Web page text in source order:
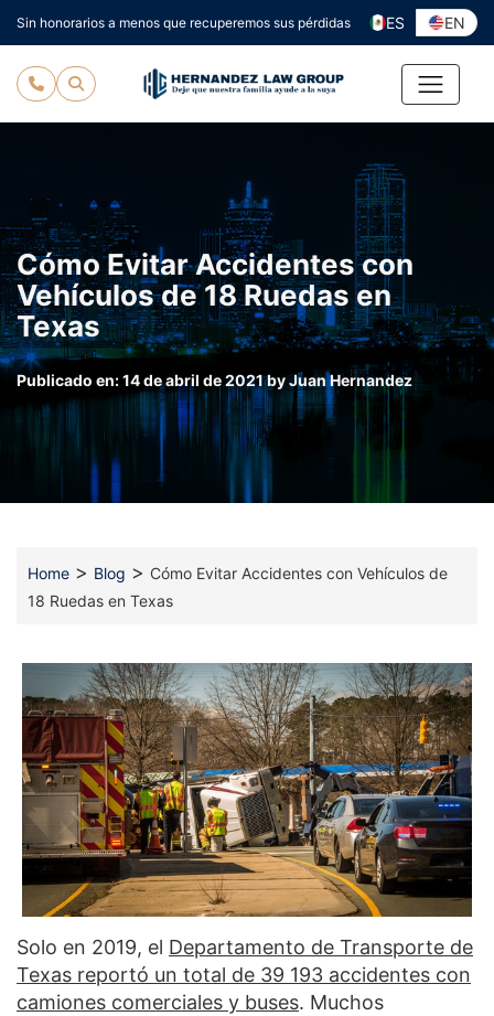
al
contenido
Sin honorarios a menos que recuperemos sus pérdidas ES EN
Cómo Evitar Accidentes con
Vehículos de 18 Ruedas en
Texas
Publicado en:14 de abril de 2021byJuan Hernandez
Home > Blog > Cómo Evitar Accidentes con Vehículos de
18 Ruedas en Texas
Solo en 2019, el Departamento de Transporte de
Texas reportó un total de 39 193 accidentes con
camiones comerciales y buses. Muchos